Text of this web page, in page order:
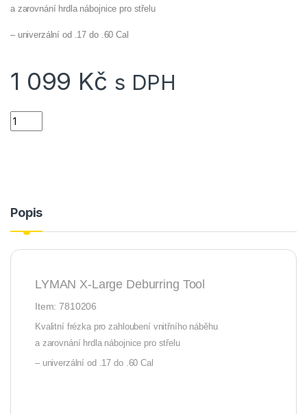
a zarovnání hrdla nábojnice pro střelu
– univerzální od .17 do .60 Cal
1 099 Kč s DPH
Zahlubovač náběhu nábojnice Lyman X-Large Universal .17
Popis
LYMAN X-Large Deburring Tool
Item: 7810206
Kvalitní frézka pro zahloubení vnitřního náběhu
a zarovnání hrdla nábojnice pro střelu
– univerzální od .17 do .60 Cal